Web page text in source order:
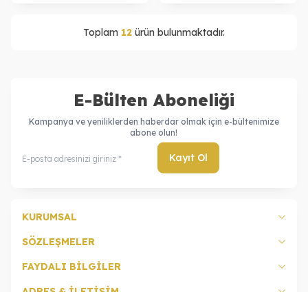
Toplam 12 ürün bulunmaktadır.
E-Bülten Aboneliği
Kampanya ve yeniliklerden haberdar olmak için e-bültenimize
abone olun!
Kayıt Ol
KURUMSAL
SÖZLEŞMELER
FAYDALI BİLGİLER